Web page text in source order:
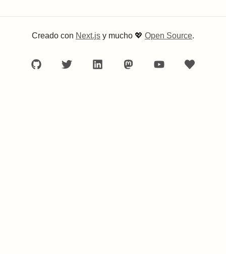
Creado con Next.js y mucho 💖 Open Source.